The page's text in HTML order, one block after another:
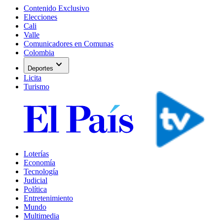
Contenido Exclusivo
Elecciones
Cali
Valle
Comunicadores en Comunas
Colombia
Deportes expand_more
Licita
Turismo
Loterías
Economía
Tecnología
Judicial
Política
Entretenimiento
Mundo
Multimedia